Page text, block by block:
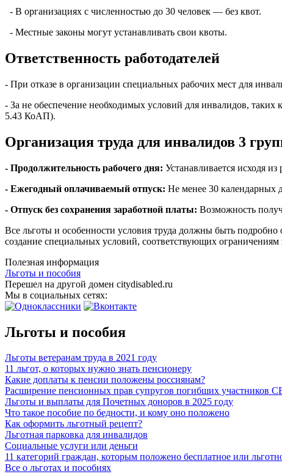
- В организациях с численностью до 30 человек — без квот.
- Местные законы могут устанавливать свои квоты.
Ответственность работодателей
- При отказе в организации специальных рабочих мест для
- За не обеспечение необходимых условий для инвалидов,
5.43 КоАП).
Организация труда для инвалидов 3
- Продолжительность рабочего дня: Устанавливается исходя
- Ежегодный оплачиваемый отпуск: Не менее 30 календарных
- Отпуск без сохранения заработной платы: Возможность
Все льготы и особенности условия труда должны быть
создание специальных условий, соответствующих ограничениям
Полезная информация
Льготы и пособия
Перешел на другой домен citydisabled.ru
Мы в социальных сетях:
Льготы и пособия
Льготы ветеранам труда в 2021 году
11 льгот, о которых нужно знать пенсионеру
Какие доплаты к пенсии положены россиянам?
Расширение пенсионных прав супругов погибших участников
Льготы и выплаты для Почетных доноров в 2025 году
Что такое пособие по бедности, и кому оно положено
Как оформить льготный рецепт?
Льготная парковка для инвалидов
Социальные услуги или деньги
11 категорий граждан, которым положено бесплатное или
Все о льготах и пособиях